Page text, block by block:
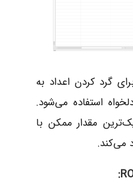
گرد کردن اعداد به
استفاده می‌شود.
مقدار ممکن با
می‌کند.